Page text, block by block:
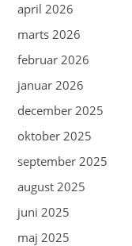
april 2026
marts 2026
februar 2026
januar 2026
december 2025
oktober 2025
september 2025
august 2025
juni 2025
maj 2025